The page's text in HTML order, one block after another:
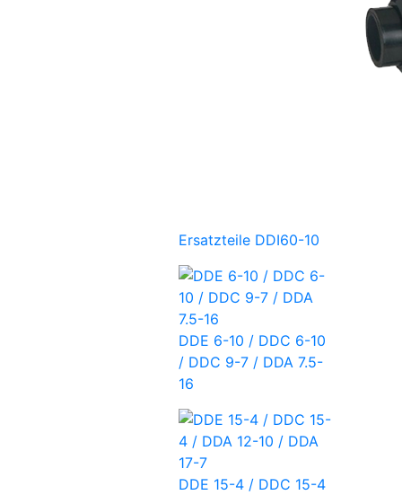
Ersatzteile DDI60-10
DDE 6-10 / DDC 6-10
/ DDC 9-7 / DDA 7.5-
16
DDE 15-4 / DDC 15-4